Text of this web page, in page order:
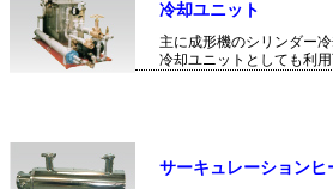
冷却ユニット
主に成形機のシリンダー
冷却ユニットとしても利
サーキュレーションヒ